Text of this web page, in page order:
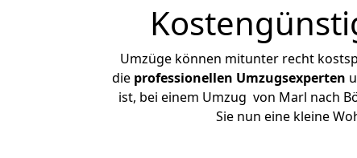
Umzüge können mitunter recht
die professionellen Umzugsexperten
ist, bei einem Umzug von Marl nach
Sie nun eine kleine